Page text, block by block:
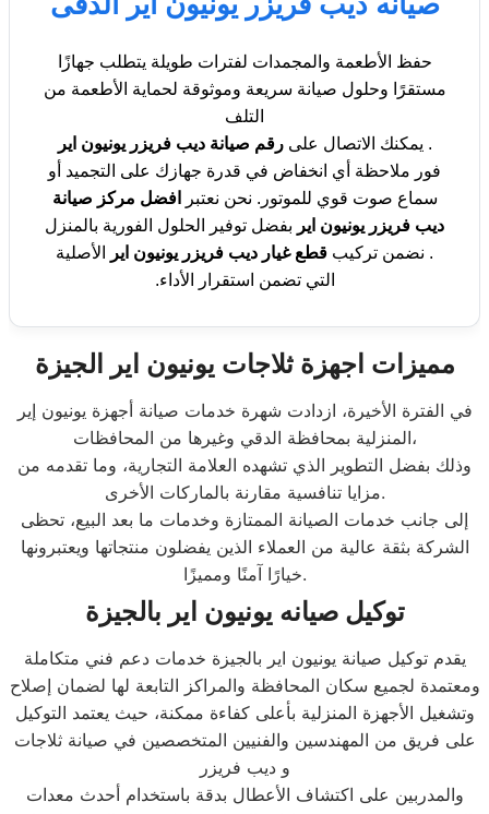
حفظ الأطعمة والمجمدات لفترات طويلة يتطلب جهازًا
مستقرًا وحلول صيانة سريعة وموثوقة لحماية الأطعمة من
التلف
. يمكنك الاتصال علىرقم صيانة ديب فريزر يونيون اير
فور ملاحظة أي انخفاض في قدرة جهازك على التجميد أو
سماع صوت قوي للموتور. نحن نعتبر
افضل مركز صيانة
ديب فريزر يونيون اير بفضل توفير الحلول الفورية بالمنزل
. نضمن تركيب قطع غيار ديب فريزر يونيون اير
الأصلية
التي تضمن استقرار الأداء.
مميزات اجهزة ثلاجات يونيون اير الجيزة
في الفترة الأخيرة، ازدادت شهرة خدمات صيانة أجهزة يونيون إير
المنزلية بمحافظة الدقي وغيرها من المحافظات،
وذلك بفضل التطوير الذي تشهده العلامة التجارية، وما تقدمه من
مزايا تنافسية مقارنة بالماركات الأخرى.
إلى جانب خدمات الصيانة الممتازة وخدمات ما بعد البيع، تحظى
الشركة بثقة عالية من العملاء الذين يفضلون منتجاتها ويعتبرونها
خيارًا آمنًا ومميزًا.
توكيل صيانه يونيون اير بالجيزة
يقدم توكيل صيانة يونيون اير بالجيزة خدمات دعم فني متكاملة
ومعتمدة لجميع سكان المحافظة والمراكز التابعة لها لضمان إصلاح
وتشغيل الأجهزة المنزلية بأعلى كفاءة ممكنة، حيث يعتمد التوكيل
على فريق من المهندسين والفنيين المتخصصين في صيانة ثلاجات
و ديب فريزر
والمدربين على اكتشاف الأعطال بدقة باستخدام أحدث معدات